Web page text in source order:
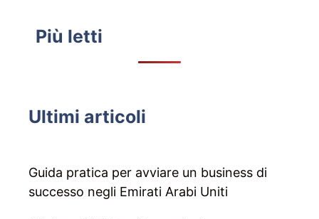
Più letti
Ultimi articoli
Guida pratica per avviare un business di
successo negli Emirati Arabi Uniti